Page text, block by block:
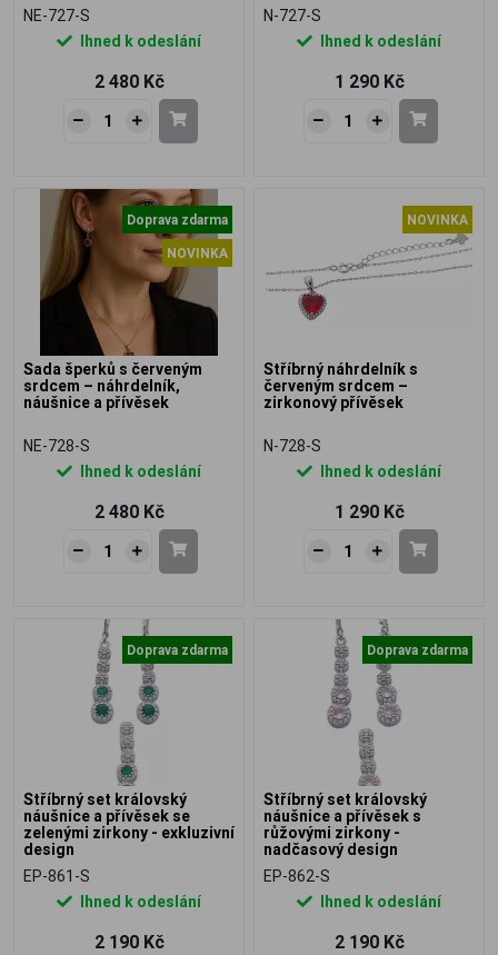
NE-727-S
Ihned k odeslání
2 480 Kč
N-727-S
Ihned k odeslání
1 290 Kč
Doprava zdarma
NOVINKA
Sada šperků s červeným
srdcem – náhrdelník,
náušnice a přívěsek
NE-728-S
Ihned k odeslání
2 480 Kč
NOVINKA
Stříbrný náhrdelník s
červeným srdcem –
zirkonový přívěsek
N-728-S
Ihned k odeslání
1 290 Kč
Doprava zdarma
Stříbrný set královský
náušnice a přívěsek se
zelenými zirkony - exkluzivní
design
EP-861-S
Ihned k odeslání
2 190 Kč
Doprava zdarma
Stříbrný set královský
náušnice a přívěsek s
růžovými zirkony -
nadčasový design
EP-862-S
Ihned k odeslání
2 190 Kč